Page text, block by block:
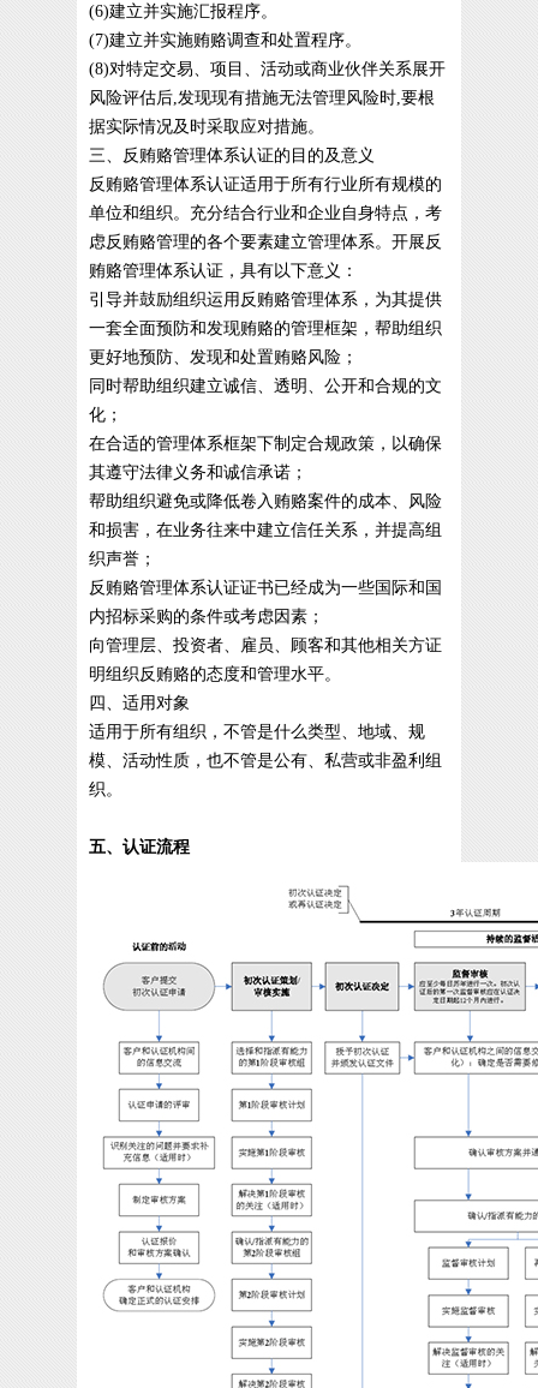
(6)建立并实施汇报程序。
(7)建立并实施贿赂调查和处置程序。
(8)对特定交易、项目、活动或商业伙伴关系展开
风险评估后,发现现有措施无法管理风险时,要根
据实际情况及时采取应对措施。
三、反贿赂管理体系认证的目的及意义
反贿赂管理体系认证适用于所有行业所有规模的
单位和组织。充分结合行业和企业自身特点，考
虑反贿赂管理的各个要素建立管理体系。开展反
贿赂管理体系认证，具有以下意义：
引导并鼓励组织运用反贿赂管理体系，为其提供
一套全面预防和发现贿赂的管理框架，帮助组织
更好地预防、发现和处置贿赂风险；
同时帮助组织建立诚信、透明、公开和合规的文
化；
在合适的管理体系框架下制定合规政策，以确保
其遵守法律义务和诚信承诺；
帮助组织避免或降低卷入贿赂案件的成本、风险
和损害，在业务往来中建立信任关系，并提高组
织声誉；
反贿赂管理体系认证证书已经成为一些国际和国
内招标采购的条件或考虑因素；
向管理层、投资者、雇员、顾客和其他相关方证
明组织反贿赂的态度和管理水平。
四、适用对象
适用于所有组织，不管是什么类型、地域、规
模、活动性质，也不管是公有、私营或非盈利组
织。
五、认证流程